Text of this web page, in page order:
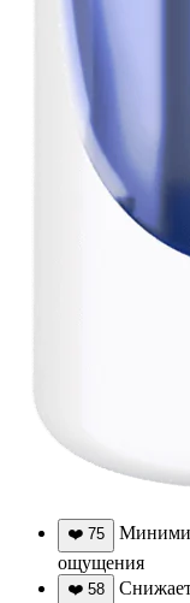
❤️ 75
ощущения
❤️ 58